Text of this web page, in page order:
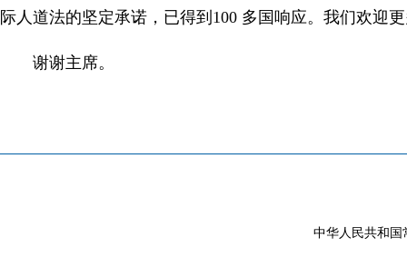
际人道法的坚定承诺，已得到100 多国响应。我们欢迎
谢谢主席。
中华人民共和国